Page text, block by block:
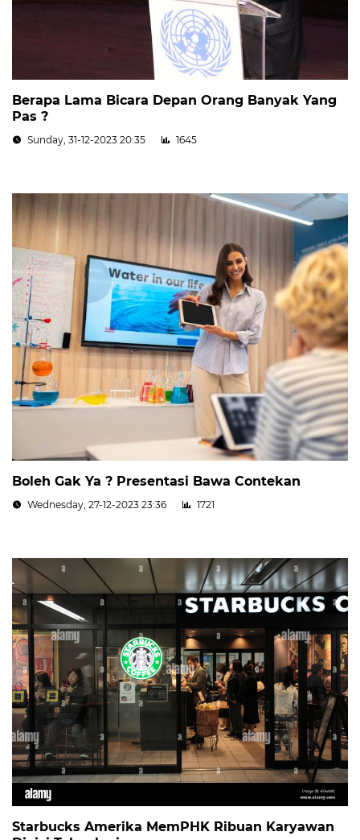
Berapa Lama Bicara Depan Orang Banyak Yang
Pas ?
Sunday, 31-12-2023 20:35 1645
Boleh Gak Ya ? Presentasi Bawa Contekan
Wednesday, 27-12-2023 23:36 1721
Starbucks Amerika MemPHK Ribuan Karyawan